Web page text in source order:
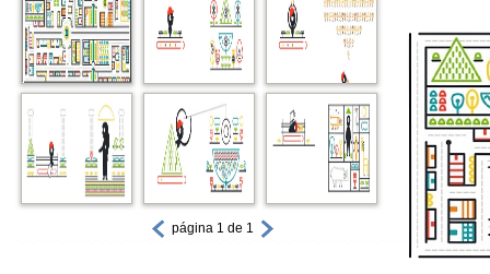
página 1 de 1